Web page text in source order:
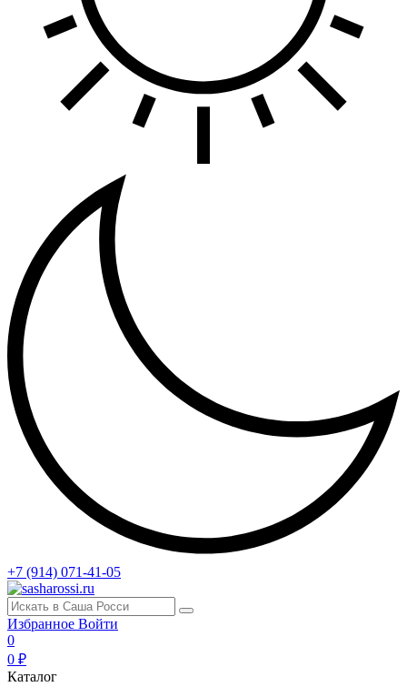
+7 (914) 071-41-05
Избранное Войти
0
0 ₽
Каталог